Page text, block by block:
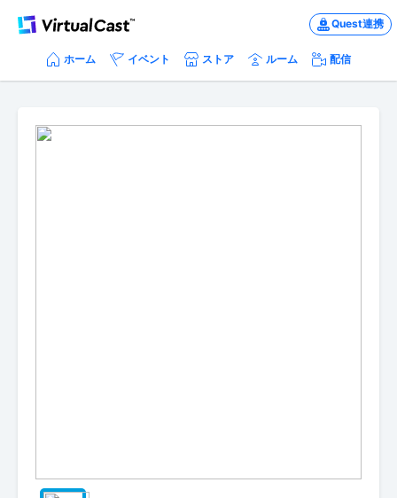
Quest連携
ホーム イベント ストア ルーム 配信